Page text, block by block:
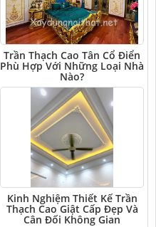
Trần Thạch Cao Tân Cổ Điển
Phù Hợp Với Những Loại Nhà
Nào?
Kinh Nghiệm Thiết Kế Trần
Thạch Cao Giật Cấp Đẹp Và
Cân Đối Không Gian